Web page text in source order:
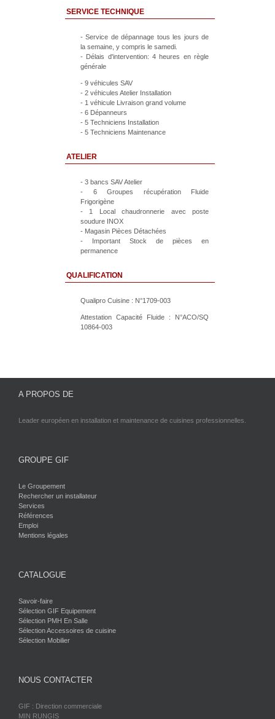
SERVICE TECHNIQUE
- Service de dépannage tous les jours de
la semaine, y compris le samedi.
- Délais d'intervention: 4 heures en règle
générale
- 9 véhicules SAV
- 2 véhicules Atelier Installation
- 1 véhicule Livraison grand volume
- 6 Dépanneurs
- 5 Techniciens Installation
- 5 Techniciens Maintenance
ATELIER
- 3 bancs SAV Atelier
- 6 Groupes récupération Fluide
Frigorigène
- 1 Local chaudronnerie avec poste
soudure INOX
- Magasin Pièces Détachées
- Important Stock de pièces en
permanence
QUALIFICATION
Qualipro Cuisine : N°1709-003
Attestation Capacité Fluide : N°ACO/SQ
10864-003
A PROPOS DE
Leader européen en installation et maintenance de cuisines professionnelles.
GROUPE GIF
Le Groupement
Rechercher un installateur
Services
Références
Emploi
Mentions légales
CATALOGUE
Savoir-faire
Sélection GIF Equipement
Sélection PMH En Salle
Sélection Accessoires de cuisine
Sélection Mobilier
NOUS CONTACTER
GIF : Direction commerciale
MIN RUNGIS